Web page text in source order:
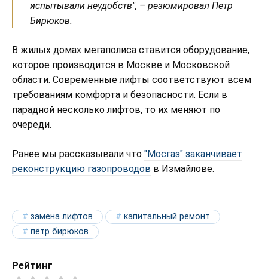
испытывали неудобств", – резюмировал Петр
Бирюков.
В жилых домах мегаполиса ставится оборудование,
которое производится в Москве и Московской
области. Современные лифты соответствуют всем
требованиям комфорта и безопасности. Если в
парадной несколько лифтов, то их меняют по
очереди.
Ранее мы рассказывали что "Мосгаз" заканчивает
реконструкцию газопроводов в Измайлове.
замена лифтов
капитальный ремонт
пётр бирюков
Рейтинг